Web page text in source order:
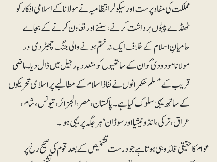
مملکت کی مفاد پرست اور سیکولر انتظامیہ نے مولانا کے اسلامی افکار کو
ٹھنڈے پیٹوں برداشت کرنے، سننے اور تعاون کرنے کے بجاے
حامیانِ اسلام کے خلاف ایک نہ ختم ہونے والی جنگ چھیڑ دی اور
مولانا مودودیؒ کو ان کے ساتھیوں کو متعدد بار جیل میں ڈال دیا۔ ماضی
قریب کے مسلم حکمرانوں نے نفاذ اسلام کے مطالبے پر اسلامی تحریکوں
کے ساتھ یہی سلوک کیا ہے۔ پاکستان، مصر، الجزائر، تیونس، شام،
عراق، ترکی، انڈونیشیا اور سوڈان‘ ہر جگہ پر یہی ہوا۔
عوام کا حقیقی قائد وہی ہوتا ہے جو درست تشخیص کے بعد قوم کی صحیح رخ پر